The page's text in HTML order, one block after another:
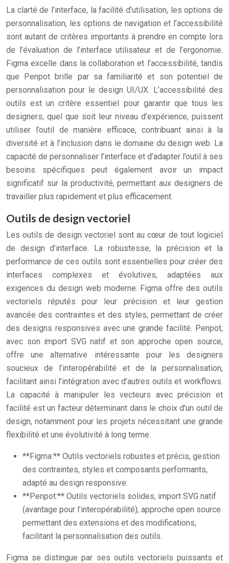
La clarté de l’interface, la facilité d’utilisation, les options de
personnalisation, les options de navigation et l’accessibilité
sont autant de critères importants à prendre en compte lors
de l’évaluation de l’interface utilisateur et de l’ergonomie.
Figma excelle dans la collaboration et l’accessibilité, tandis
que Penpot brille par sa familiarité et son potentiel de
personnalisation pour le design UI/UX. L’accessibilité des
outils est un critère essentiel pour garantir que tous les
designers, quel que soit leur niveau d’expérience, puissent
utiliser l’outil de manière efficace, contribuant ainsi à la
diversité et à l’inclusion dans le domaine du design web. La
capacité de personnaliser l’interface et d’adapter l’outil à ses
besoins spécifiques peut également avoir un impact
significatif sur la productivité, permettant aux designers de
travailler plus rapidement et plus efficacement.
Outils de design vectoriel
Les outils de design vectoriel sont au cœur de tout logiciel
de design d’interface. La robustesse, la précision et la
performance de ces outils sont essentielles pour créer des
interfaces complexes et évolutives, adaptées aux
exigences du design web moderne. Figma offre des outils
vectoriels réputés pour leur précision et leur gestion
avancée des contraintes et des styles, permettant de créer
des designs responsives avec une grande facilité. Penpot,
avec son import SVG natif et son approche open source,
offre une alternative intéressante pour les designers
soucieux de l’interopérabilité et de la personnalisation,
facilitant ainsi l’intégration avec d’autres outils et workflows.
La capacité à manipuler les vecteurs avec précision et
facilité est un facteur déterminant dans le choix d’un outil de
design, notamment pour les projets nécessitant une grande
flexibilité et une évolutivité à long terme.
**Figma:** Outils vectoriels robustes et précis, gestion
des contraintes, styles et composants performants,
adapté au design responsive.
**Penpot:** Outils vectoriels solides, import SVG natif
(avantage pour l’interopérabilité), approche open source
permettant des extensions et des modifications,
facilitant la personnalisation des outils.
Figma se distingue par ses outils vectoriels puissants et